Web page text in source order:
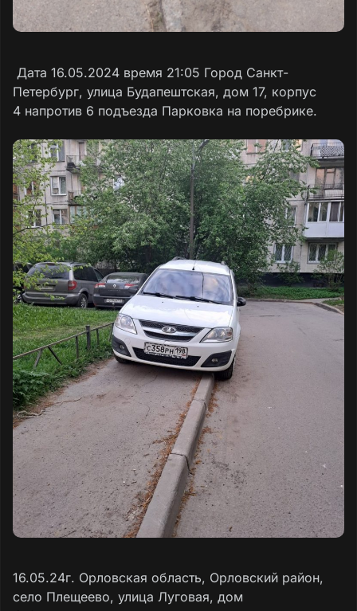
Дата 16.05.2024 время 21:05 Город Санкт-
Петербург, улица Будапештская, дом 17, корпус
4 напротив 6 подъезда Парковка на поребрике.
16.05.24г. Орловская область, Орловский район,
село Плещеево, улица Луговая, дом